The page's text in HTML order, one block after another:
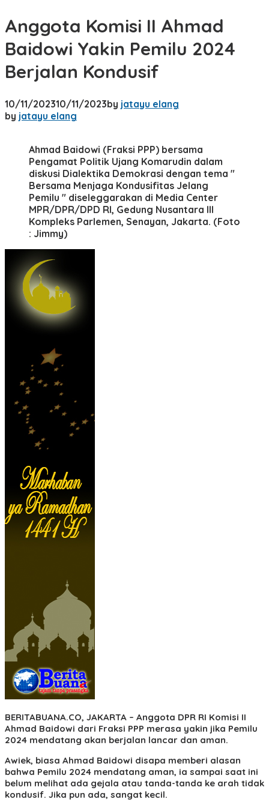
Anggota Komisi II Ahmad
Baidowi Yakin Pemilu 2024
Berjalan Kondusif
10/11/202310/11/2023by jatayu elang
by jatayu elang
Ahmad Baidowi (Fraksi PPP) bersama
Pengamat Politik Ujang Komarudin dalam
diskusi Dialektika Demokrasi dengan tema "
Bersama Menjaga Kondusifitas Jelang
Pemilu " diseleggarakan di Media Center
MPR/DPR/DPD RI, Gedung Nusantara III
Kompleks Parlemen, Senayan, Jakarta. (Foto
: Jimmy)
BERITABUANA.CO, JAKARTA – Anggota DPR RI Komisi II
Ahmad Baidowi dari Fraksi PPP merasa yakin jika Pemilu
2024 mendatang akan berjalan lancar dan aman.
Awiek, biasa Ahmad Baidowi disapa memberi alasan
bahwa Pemilu 2024 mendatang aman, ia sampai saat ini
belum melihat ada gejala atau tanda-tanda ke arah tidak
kondusif. Jika pun ada, sangat kecil.